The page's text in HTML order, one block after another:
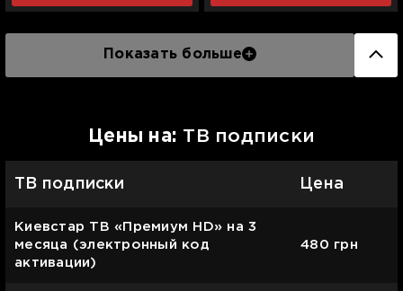
Показать больше
Цены на: ТВ подписки
ТВ подписки Цена
Киевстар ТВ «Премиум HD» на 3
месяца (электронный код
активации)
480 грн